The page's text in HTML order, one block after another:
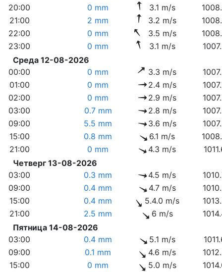
20:00
0 mm 3.1 m/s
21:00
2 mm 3.2 m/s
22:00
0 mm 3.5 m/s
23:00
0 mm 3.1 m/s
Среда 12-08-2026
00:00
0 mm 3.3 m/s
01:00
0 mm 2.4 m/s
02:00
0 mm 2.9 m/s
03:00
0.7 mm 2.8 m/s
09:00
5.5 mm 3.6 m/s
15:00
0.8 mm 6.1 m/s
21:00
0 mm 4.3 m/s
Четверг 13-08-2026
03:00
0.3 mm 4.5 m/s
09:00
0.4 mm 4.7 m/s
15:00
0.4 mm 5.4.0 m/s
21:00
2.5 mm 6 m/s
Пятница 14-08-2026
03:00
0.4 mm 5.1 m/s
09:00
0.1 mm 4.6 m/s
15:00
0 mm 5.0 m/s